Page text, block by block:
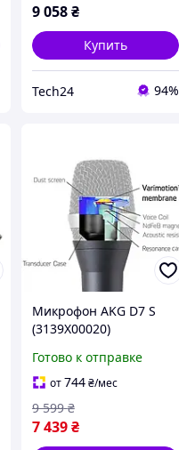
9 058 ₴
Купить
Tech24 94%
Микрофон AKG D7 S
(3139X00020)
Готово к отправке
от744 ₴/мес
7 439 ₴
9 599 ₴